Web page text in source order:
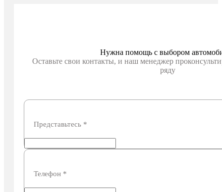
Нужна помощь с выбором
Оставьте свои контакты, и наш менеджер
ряду
Представьтесь *
Телефон *